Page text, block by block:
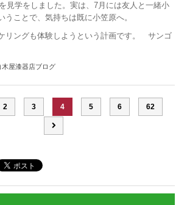
見学をしました。実は、7月には友人と一緒小
うことで、気持ちは既に小笠原へ。
リングも体験しようという計画です。 サンゴ
木屋漆器店ブログ
2 3 4 5 6 62